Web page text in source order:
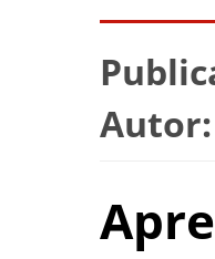
Autor: